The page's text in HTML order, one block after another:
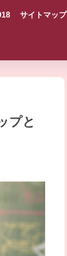
サイトマップ
プと